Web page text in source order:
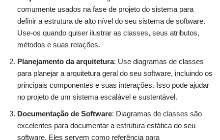
comumente usados na fase de projeto do sistema para
definir a estrutura de alto nível do seu sistema de software.
Use-os quando quiser ilustrar as classes, seus atributos,
métodos e suas relações.
Planejamento da arquitetura: Use diagramas de classes
para planejar a arquitetura geral do seu software, incluindo os
principais componentes e suas interações. Isso pode ajudar
no projeto de um sistema escalável e sustentável.
Documentação de Software: Diagramas de classes são
excelentes para documentar a estrutura estática do seu
software. Eles servem como referência para